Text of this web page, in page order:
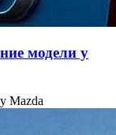
модели у
Mazda